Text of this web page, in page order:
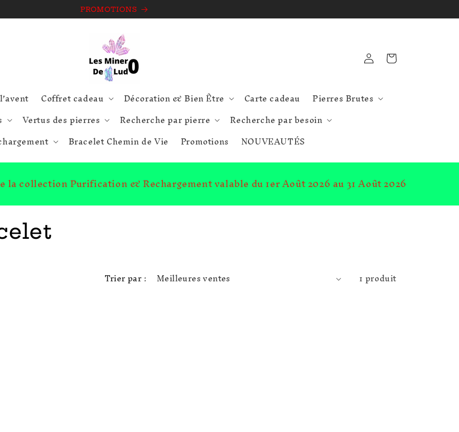
PROMOTIONS
Coffret cadeau Décoration & Bien Être Carte cadeau
Pierres Brutes
Vertus des pierres Recherche par pierre
Recherche par besoin
Bracelet Chemin de Vie Promotions NOUVEAUTÉS
ConnexionPanier
collection Purification & Rechargement valable du 1er Août 2026 au 31 Août 2026
Trier par : 1 produit